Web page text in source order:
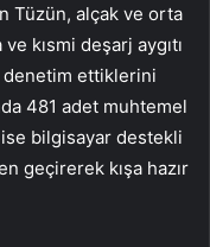
Tüzün, alçak ve orta
kısmi deşarj aygıtı
denetim ettiklerini
481 adet muhtemel
ise bilgisayar destekli
geçirerek kışa hazır